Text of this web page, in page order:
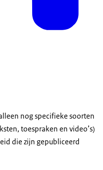
nog specifieke soorten
toespraken en video’s)
die zijn gepubliceerd